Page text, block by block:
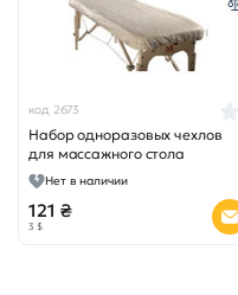
код 2673
Набор одноразовых чехлов
для массажного стола
Нет в наличии
121 ₴
3 $